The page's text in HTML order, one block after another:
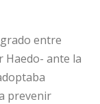
entre
Haedo- ante la
prevenir